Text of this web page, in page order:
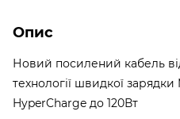
Опис
Новий посилений кабель
технології швидкої
HyperCharge до 120Вт